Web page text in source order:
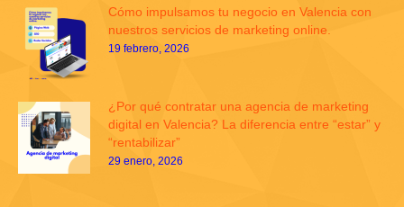
Cómo impulsamos tu negocio en Valencia con
nuestros servicios de marketing online.
19 febrero, 2026
¿Por qué contratar una agencia de marketing
digital en Valencia? La diferencia entre “estar” y
“rentabilizar”
29 enero, 2026